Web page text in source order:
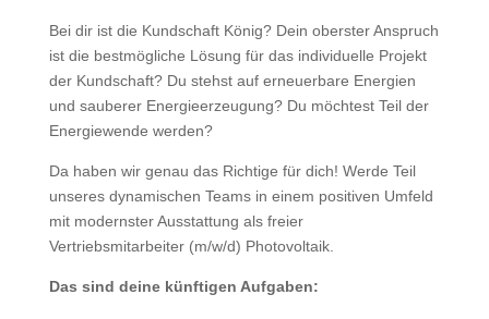
Bei dir ist die Kundschaft König? Dein oberster Anspruch
ist die bestmögliche Lösung für das individuelle Projekt
der Kundschaft? Du stehst auf erneuerbare Energien
und sauberer Energieerzeugung? Du möchtest Teil der
Energiewende werden?
Da haben wir genau das Richtige für dich! Werde Teil
unseres dynamischen Teams in einem positiven Umfeld
mit modernster Ausstattung als freier
Vertriebsmitarbeiter (m/w/d) Photovoltaik.
Das sind deine künftigen Aufgaben: